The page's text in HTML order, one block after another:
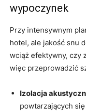
wypoczynek
Przy intensywnym
hotel, ale jakość snu
wciąż efektywny, czy
więc przeprowadzić
Izolacja
powtarzających